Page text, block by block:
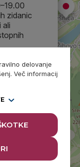
zidanic
ali
40 650 051.
delovanje
Več informacij